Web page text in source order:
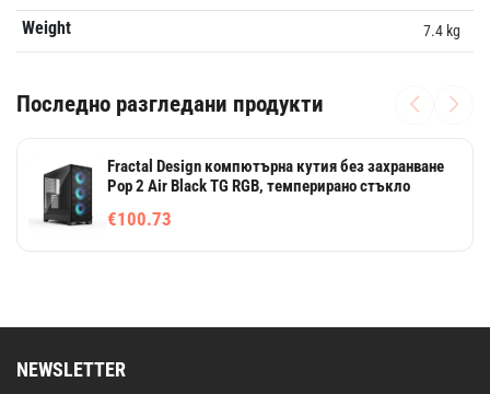
Weight 7.4 kg
Последно разгледани продукти
Fractal Design компютърна кутия без захранване
Pop 2 Air Black TG RGB, темперирано стъкло
€100.73
NEWSLETTER